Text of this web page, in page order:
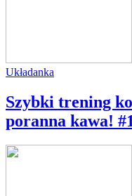
Układanka
Szybki trening
poranna kawa!